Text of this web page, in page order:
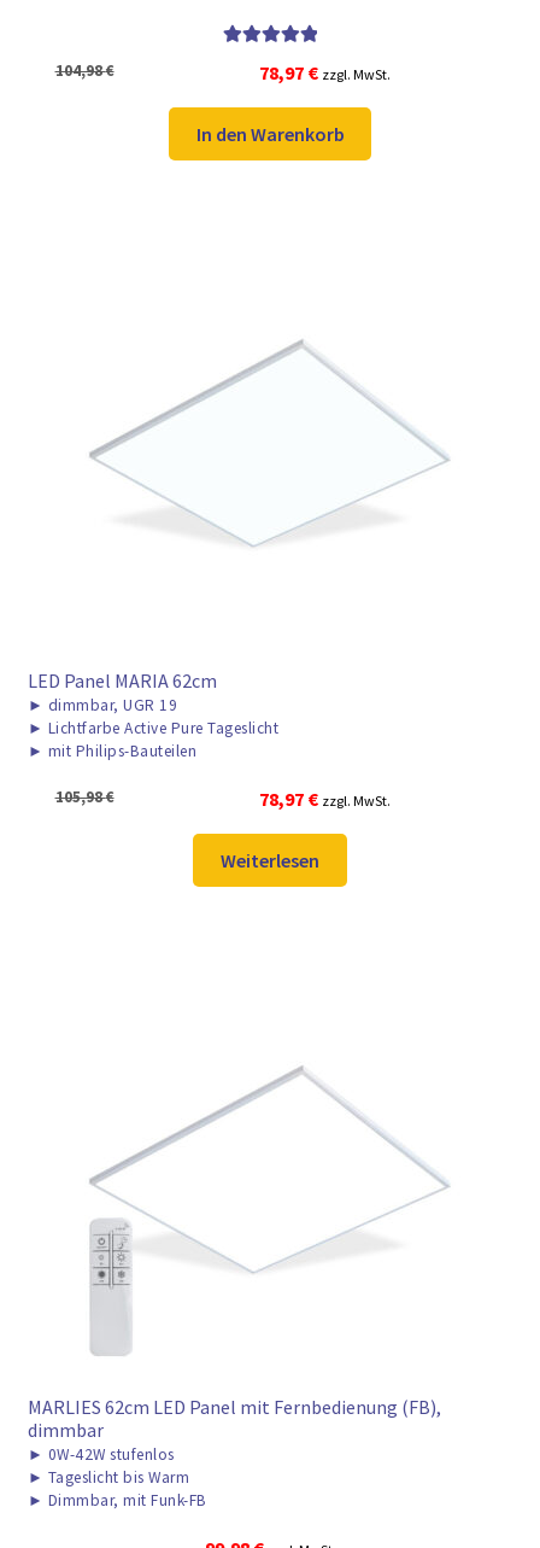
von 5
104,98€
Ursprünglicher
war:
104,98 €
78,97 €Aktueller
ist:
78,97 €.
zzgl. MwSt.
In den Warenkorb
LED Panel MARIA 62cm
► dimmbar, UGR 19
► Lichtfarbe Active Pure Tageslicht
► mit Philips-Bauteilen
105,98€
Ursprünglicher
war:
105,98 €
78,97 €Aktueller
ist:
78,97 €.
zzgl. MwSt.
Weiterlesen
MARLIES 62cm LED Panel mit Fernbedienung (FB),
dimmbar
► 0W-42W stufenlos
► Tageslicht bis Warm
► Dimmbar, mit Funk-FB